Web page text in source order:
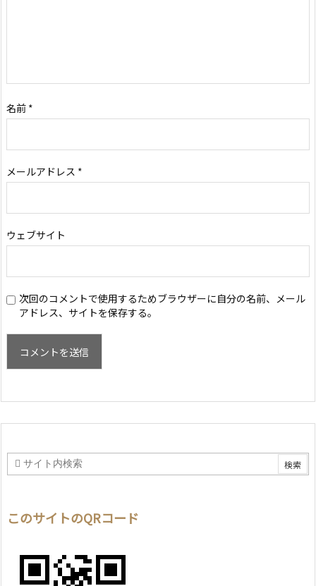
名前 *
メールアドレス *
ウェブサイト
次回のコメントで使用するためブラウザーに自分の名前、メール
アドレス、サイトを保存する。
このサイトのQRコード